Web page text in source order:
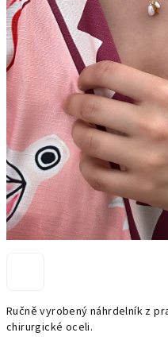
Ručně vyrobený náhrdelník z
chirurgické oceli.